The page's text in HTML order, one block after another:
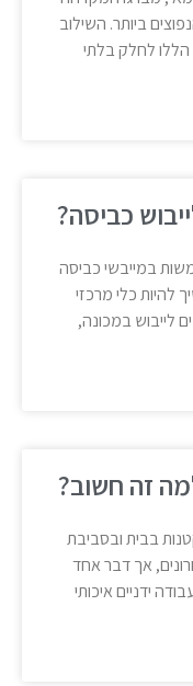
ביותר. השילוב
הללו לחלק בלתי
כביסה?
במייבשי כביסה
להיות כלי מרכזי
לייבוש במכונה,
זה חשוב?
בבית ובסביבת
אך דבר אחד
ידניים איכותי